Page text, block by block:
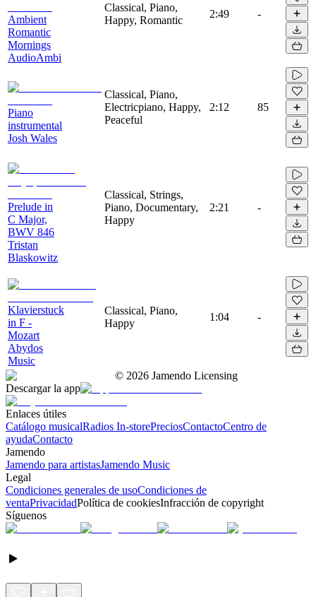
Ambient
Romantic
Mornings
AudioAmbi
Classical, Piano,
Happy, Romantic
2:49 -
Piano
instrumental
Josh Wales
Classical, Piano,
Electricpiano, Happy,
Peaceful
2:12 85
Prelude in
C Major,
BWV 846
Tristan
Blaskowitz
Classical, Strings,
Piano, Documentary,
Happy
2:21 -
Klavierstuck
in F -
Mozart
Abydos
Music
Classical, Piano,
Happy
1:04 -
© 2026 Jamendo Licensing
Descargar la app
Enlaces útiles
Catálogo musicalRadios In-storePreciosContactoCentro de
ayudaContacto
Jamendo
Jamendo para artistasJamendo Music
Legal
Condiciones generales de usoCondiciones de
ventaPrivacidadPolítica de cookiesInfracción de copyright
Síguenos